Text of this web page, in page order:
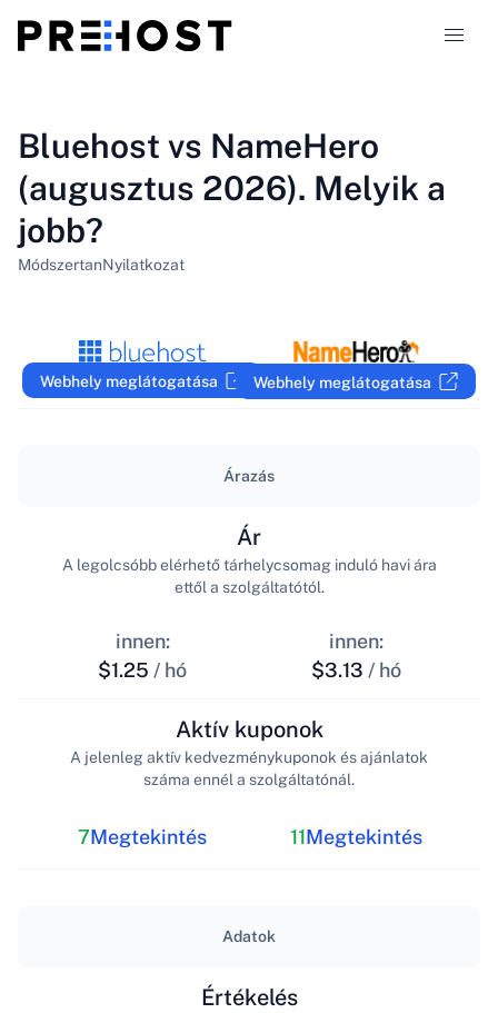
Összehasonlítások
Kuponok
HU
Bluehost vs NameHero
(augusztus 2026). Melyik a
jobb?
MódszertanNyilatkozat
Webhely meglátogatása Webhely meglátogatása
Árazás
innen:
$1.25 / hó
Ár
A legolcsóbb elérhető tárhelycsomag induló havi ára
ettől a szolgáltatótól.
innen:
$3.13 / hó
7Megtekintés
Aktív kuponok
A jelenleg aktív kedvezménykuponok és ajánlatok
száma ennél a szolgáltatónál.
11Megtekintés
Adatok
Értékelés